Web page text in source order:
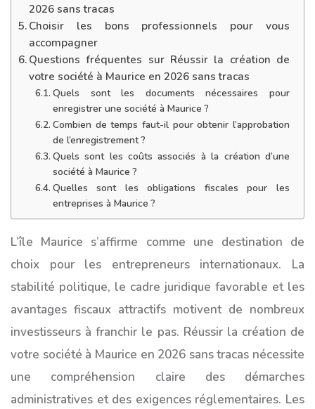
2026 sans tracas
Choisir les bons professionnels pour vous
accompagner
Questions fréquentes sur Réussir la création de
votre société à Maurice en 2026 sans tracas
Quels sont les documents nécessaires pour
enregistrer une société à Maurice ?
Combien de temps faut-il pour obtenir l’approbation
de l’enregistrement ?
Quels sont les coûts associés à la création d’une
société à Maurice ?
Quelles sont les obligations fiscales pour les
entreprises à Maurice ?
L’île Maurice s’affirme comme une destination de
choix pour les entrepreneurs internationaux. La
stabilité politique, le cadre juridique favorable et les
avantages fiscaux attractifs motivent de nombreux
investisseurs à franchir le pas. Réussir la création de
votre société à Maurice en 2026 sans tracas nécessite
une compréhension claire des démarches
administratives et des exigences réglementaires. Les